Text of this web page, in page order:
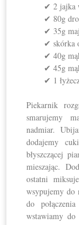
✔ 2 jajka
✔ 80g
✔ 35g
✔ skórka
✔ 40g
✔ 45g
✔ 1
Piekarnik
smarujemy
nadmiar.
dodajemy
błyszczącej
mieszając.
ostatni
wsypujemy do
do
wstawiamy do